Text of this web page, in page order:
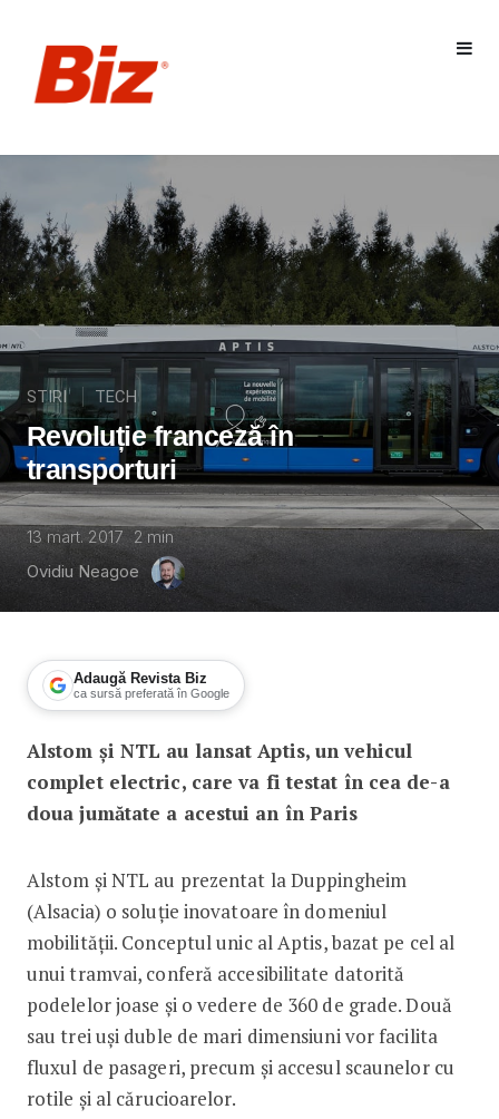
STIRI TECH
Revoluție franceză în
transporturi
13 mart. 2017 2 min
Ovidiu Neagoe
Adaugă Revista Biz
ca sursă preferată în Google
Revoluție franceză în transporturi
Alstom și NTL au lansat Aptis, un vehicul
complet electric, care va fi testat în cea de-a
doua jumătate a acestui an în Paris
Alstom și NTL au prezentat la Duppingheim
(Alsacia) o soluție inovatoare în domeniul
mobilității. Conceptul unic al Aptis, bazat pe cel al
unui tramvai, conferă accesibilitate datorită
podelelor joase și o vedere de 360 de grade. Două
sau trei uși duble de mari dimensiuni vor facilita
fluxul de pasageri, precum și accesul scaunelor cu
rotile și al cărucioarelor.